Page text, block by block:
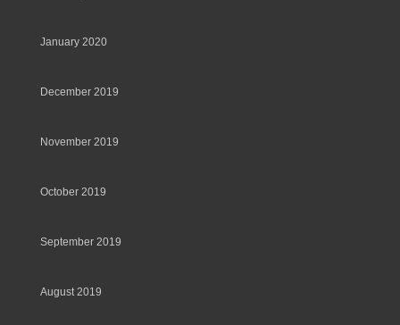
January 2020
December 2019
November 2019
October 2019
September 2019
August 2019